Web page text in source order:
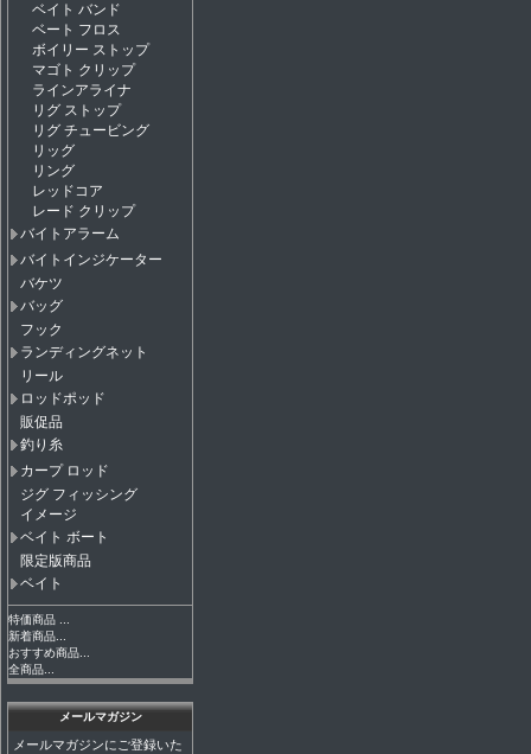
ベイト バンド
ベート フロス
ボイリー ストップ
マゴト クリップ
ラインアライナ
リグ ストップ
リグ チュービング
リッグ
リング
レッドコア
レード クリップ
バイトアラーム
バイトインジケーター
バケツ
バッグ
フック
ランディングネット
リール
ロッドポッド
販促品
釣り糸
カープ ロッド
ジグ フィッシング
イメージ
ベイト ボート
限定版商品
ベイト
特価商品 ...
新着商品...
おすすめ商品...
全商品...
メールマガジン
メールマガジンにご登録いた